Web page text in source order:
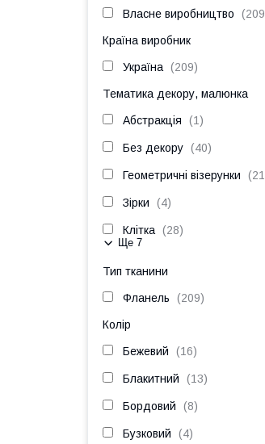
Власне виробництво 209
Країна виробник
Україна 209
Тематика декору, малюнка
Абстракція 1
Без декору 40
Геометричні візерунки 21
Зірки 4
Клітка 28
Ще 7
Тип тканини
Фланель 209
Колір
Бежевий 16
Блакитний 13
Бордовий 8
Бузковий 4